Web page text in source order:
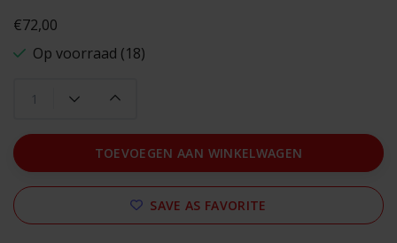
€72,00
Op voorraad (18)
TOEVOEGEN AAN WINKELWAGEN
SAVE AS FAVORITE